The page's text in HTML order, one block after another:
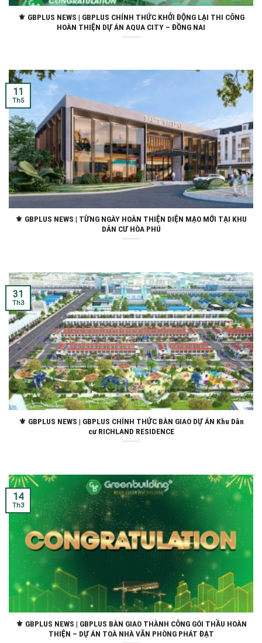
⚜ GBPLUS NEWS | GBPLUS CHÍNH THỨC KHỞI ĐỘNG LẠI THI CÔNG
HOÀN THIỆN DỰ ÁN AQUA CITY – ĐỒNG NAI
⚜ GBPLUS NEWS | TỪNG NGÀY HOÀN THIỆN DIỆN MẠO MỚI TẠI KHU
DÂN CƯ HÒA PHÚ
11
Th5
⚜️ GBPLUS NEWS | GBPLUS CHÍNH THỨC BÀN GIAO DỰ ÁN Khu Dân
cư RICHLAND RESIDENCE
31
Th3
⚜ GBPLUS NEWS | GBPLUS BÀN GIAO THÀNH CÔNG GÓI THẦU HOÀN
THIỆN – DỰ ÁN TOÀ NHÀ VĂN PHÒNG PHÁT ĐẠT
14
Th3